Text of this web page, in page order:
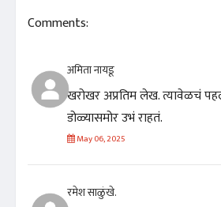
Comments:
अमिता नायडू
खरोखर अप्रतिम लेख. त्यावेळचं
डोळ्यासमोर उभं राहतं.
May 06, 2025
रमेश साळुंखे.